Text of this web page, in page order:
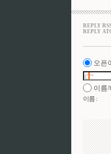
REPLY
REPLY
오픈
이름/
이름 :